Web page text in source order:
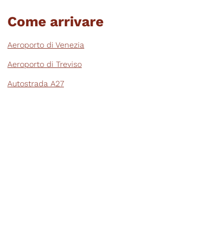
Come arrivare
Aeroporto di Venezia
Aeroporto di Treviso
Autostrada A27